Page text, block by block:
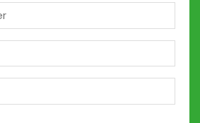
*
*
*